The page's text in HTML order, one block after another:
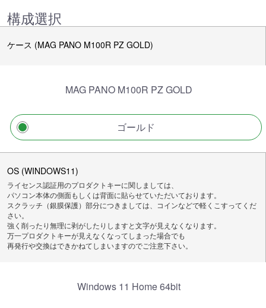
構成選択
ケース (MAG PANO M100R PZ GOLD)
MAG PANO M100R PZ GOLD
ゴールド
OS (WINDOWS11)
ライセンス認証用のプロダクトキーに関しましては、
パソコン本体の側面もしくは背面に貼らせていただいております。
スクラッチ（銀膜保護）部分につきましては、コインなどで軽くこすってくだ
さい。
強く削ったり無理に剥がしたりしますと文字が見えなくなります。
万一プロダクトキーが見えなくなってしまった場合でも
再発行や交換はできかねてしまいますのでご注意下さい。
Windows 11 Home 64bit